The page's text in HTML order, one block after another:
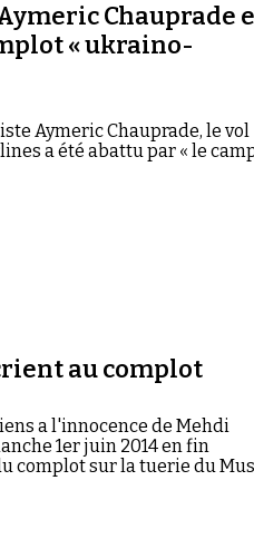
Chauprade
« ukraino-
Aymeric Chauprade, le vol
a été abattu par « le
au complot
a l'innocence de Mehdi
1er juin 2014 en fin
complot sur la tuerie du